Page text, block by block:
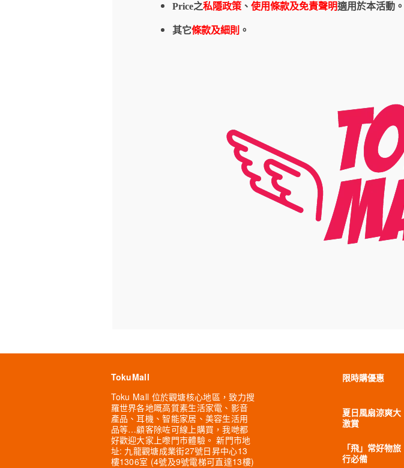
Price之私隱政策 、 使用條款及免責聲明適用於本活動。
其它條款及細則 。
TokuMall
Toku Mall 位於觀塘核心地區，致力搜
羅世界各地嘅高質素生活家電、影音
產品、耳機、智能家居、美容生活用
品等…顧客除咗可線上購買，我哋都
好歡迎大家上嚟門市體驗。 新門市地
址: 九龍觀塘成業街27號日昇中心13
樓1306室 (4號及9號電梯可直達13樓)
限時購優惠
夏日風扇涼爽大
激賞
「飛」常好物旅
行必備